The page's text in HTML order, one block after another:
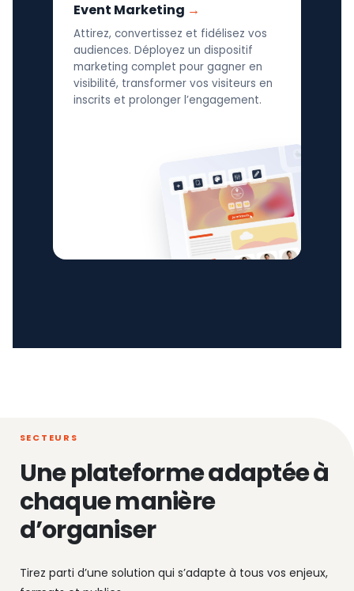
Event Marketing
Attirez, convertissez et fidélisez vos
audiences. Déployez un dispositif
marketing complet pour gagner en
visibilité, transformer vos visiteurs en
inscrits et prolonger l’engagement.
SECTEURS
Une plateforme adaptée à
chaque manière
d’organiser
Tirez parti d’une solution qui s’adapte à tous vos enjeux,